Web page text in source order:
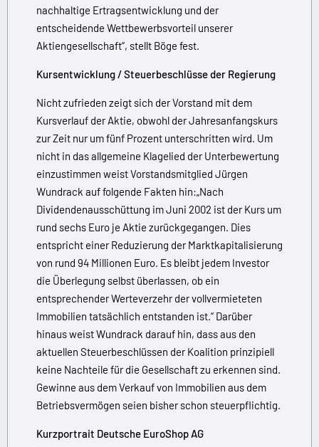
nachhaltige Ertragsentwicklung und der
entscheidende Wettbewerbsvorteil unserer
Aktiengesellschaft“, stellt Böge fest.
Kursentwicklung / Steuerbeschlüsse der Regierung
Nicht zufrieden zeigt sich der Vorstand mit dem
Kursverlauf der Aktie, obwohl der Jahresanfangskurs
zur Zeit nur um fünf Prozent unterschritten wird. Um
nicht in das allgemeine Klagelied der Unterbewertung
einzustimmen weist Vorstandsmitglied Jürgen
Wundrack auf folgende Fakten hin:„Nach
Dividendenausschüttung im Juni 2002 ist der Kurs um
rund sechs Euro je Aktie zurückgegangen. Dies
entspricht einer Reduzierung der Marktkapitalisierung
von rund 94 Millionen Euro. Es bleibt jedem Investor
die Überlegung selbst überlassen, ob ein
entsprechender Werteverzehr der vollvermieteten
Immobilien tatsächlich entstanden ist.“ Darüber
hinaus weist Wundrack darauf hin, dass aus den
aktuellen Steuerbeschlüssen der Koalition prinzipiell
keine Nachteile für die Gesellschaft zu erkennen sind.
Gewinne aus dem Verkauf von Immobilien aus dem
Betriebsvermögen seien bisher schon steuerpflichtig.
Kurzportrait Deutsche EuroShop AG